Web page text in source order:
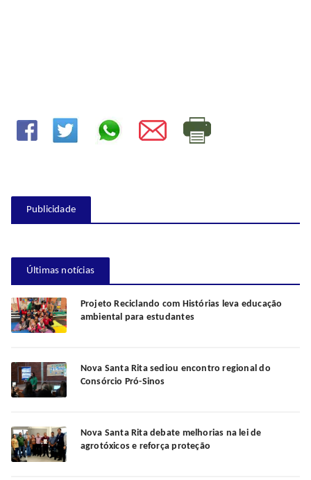
Publicidade
Últimas notícias
Projeto Reciclando com Histórias leva educação
ambiental para estudantes
Nova Santa Rita sediou encontro regional do
Consórcio Pró-Sinos
Nova Santa Rita debate melhorias na lei de
agrotóxicos e reforça proteção